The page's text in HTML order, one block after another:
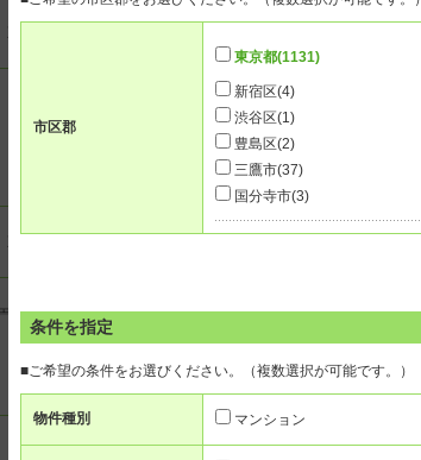
市区郡
東京都(1131)
新宿区(4)
渋谷区(1)
豊島区(2)
三鷹市(37)
国分寺市(3)
条件を指定
■ご希望の条件をお選びください。（複数選択が可能です。）
物件種別 マンション
中央線 高円寺駅 徒歩10分